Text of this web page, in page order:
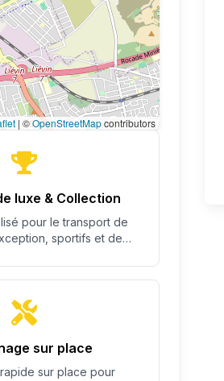
| ©OpenStreetMapcontributors
luxe & Collection
pour le transport de
sportifs et de
sur place
sur place pour